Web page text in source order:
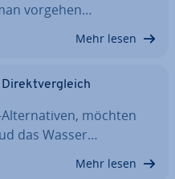
vorgehen…
Mehr lesen
möchten
das Wasser…
Mehr lesen